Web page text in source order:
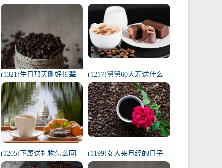
好（1岁宝宝礼物排行榜）
十件排名（工会退休纪念
品范围）
(1321)生日那天刚好长辈
去世（父亲在我生日去世
意味着）
(1217)舅舅60大寿送什么
礼物（舅舅60岁十大最佳
礼物排行榜）
(1205)下属送礼物怎么回
复（下属给我送礼我该如
(1199)女人来月经的日子
代表什么（1一31日月经代